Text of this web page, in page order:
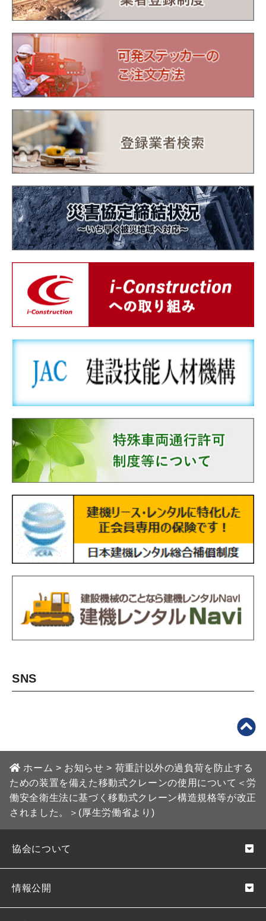
SNS
ホーム > お知らせ > 荷重計以外の過負荷を防止する
ための装置を備えた移動式クレーンの使用について＜労
働安全衛生法に基づく移動式クレーン構造規格等が改正
されました。＞(厚生労働省より)
協会について
情報公開